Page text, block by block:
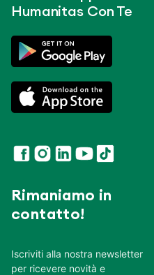
Humanitas Con Te
Rimaniamo in
contatto!
Iscriviti alla nostra newsletter
per ricevere novità e